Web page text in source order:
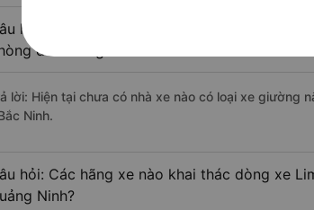
hỏi: Có loại xe Hạ Long - Quảng Ninh Từ
đôi không?
lời: Hiện tại chưa có nhà xe nào có loại xe giường
Ninh.
hỏi: Các hãng xe nào khai thác dòng xe
Ninh?